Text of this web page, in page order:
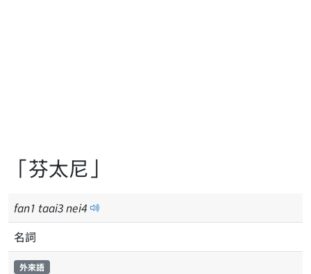
「芬太尼」
fan1 taai3nei4
名詞
外來語